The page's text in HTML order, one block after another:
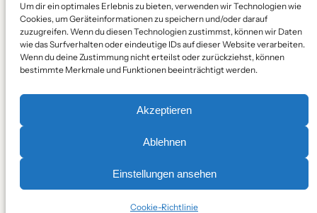
Um dir ein optimales Erlebnis zu bieten, verwenden wir Technologien wie
Cookies, um Geräteinformationen zu speichern und/oder darauf
zuzugreifen. Wenn du diesen Technologien zustimmst, können wir Daten
wie das Surfverhalten oder eindeutige IDs auf dieser Website verarbeiten.
Wenn du deine Zustimmung nicht erteilst oder zurückziehst, können
bestimmte Merkmale und Funktionen beeinträchtigt werden.
Akzeptieren
Ablehnen
Einstellungen ansehen
Cookie-Richtlinie
Stamm Sarowe
Christliche Pfadfinderschaft
Intern Datenschutz
Impressum
Cookie-Richtlinie (EU)
Social